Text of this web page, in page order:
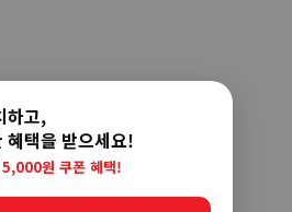
하고,
혜택을 받으세요!
5,000원 쿠폰 혜택!